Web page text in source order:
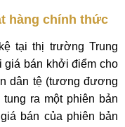
hàng chính thức
tại thị trường Trung
giá bán khởi điểm cho
dân tệ (tương đương
ra một phiên bản
bán của phiên bản